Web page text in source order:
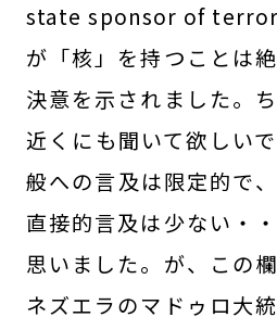
state sponsor of terror
が「核」を持つことは
決意を示されました。
近くにも聞いて欲しい
般への言及は限定的で
直接的言及は少ない・
思いました。が、この
ネズエラのマドゥロ大